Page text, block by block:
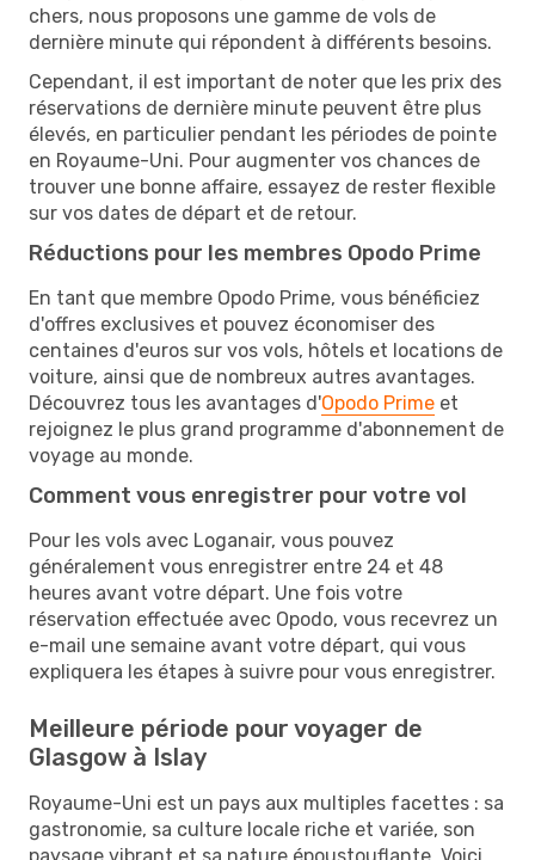
chers, nous proposons une gamme de vols de
dernière minute qui répondent à différents besoins.
Cependant, il est important de noter que les prix des
réservations de dernière minute peuvent être plus
élevés, en particulier pendant les périodes de pointe
en Royaume-Uni. Pour augmenter vos chances de
trouver une bonne affaire, essayez de rester flexible
sur vos dates de départ et de retour.
Réductions pour les membres Opodo Prime
En tant que membre Opodo Prime, vous bénéficiez
d'offres exclusives et pouvez économiser des
centaines d'euros sur vos vols, hôtels et locations de
voiture, ainsi que de nombreux autres avantages.
Découvrez tous les avantages d'Opodo Prime et
rejoignez le plus grand programme d'abonnement de
voyage au monde.
Comment vous enregistrer pour votre vol
Pour les vols avec Loganair, vous pouvez
généralement vous enregistrer entre 24 et 48
heures avant votre départ. Une fois votre
réservation effectuée avec Opodo, vous recevrez un
e-mail une semaine avant votre départ, qui vous
expliquera les étapes à suivre pour vous enregistrer.
Meilleure période pour voyager de
Glasgow à Islay
Royaume-Uni est un pays aux multiples facettes : sa
gastronomie, sa culture locale riche et variée, son